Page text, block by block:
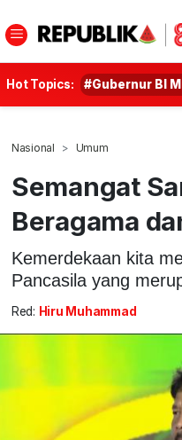
Hot Topics: #Gubernur BI
Nasional Umum
Semangat
Beragama
Kemerdekaan kita
Pancasila yang
Red: Hiru Muhammad